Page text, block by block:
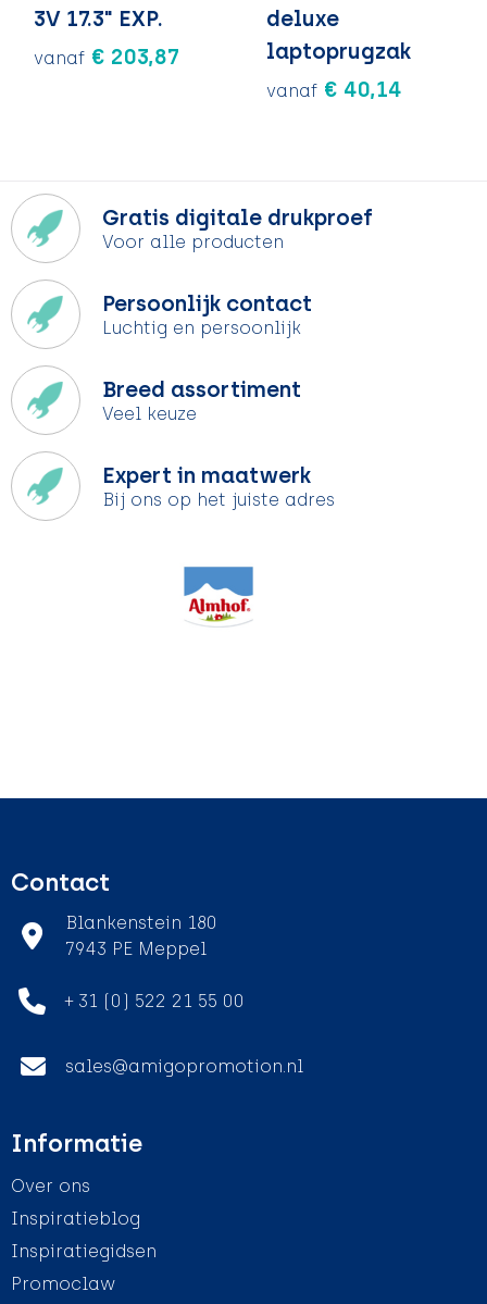
3V 17.3" EXP.
vanaf € 203,87
deluxe
laptoprugzak
vanaf € 40,14
Gratis digitale drukproef
Voor alle producten
Persoonlijk contact
Luchtig en persoonlijk
Breed assortiment
Veel keuze
Expert in maatwerk
Bij ons op het juiste adres
Contact
Blankenstein 180
7943 PE Meppel
+ 31 (0) 522 21 55 00
sales@amigopromotion.nl
Informatie
Over ons
Inspiratieblog
Inspiratiegidsen
Promoclaw